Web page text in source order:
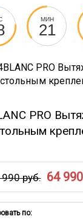
МИН
21
PRO
руб. 64
по: